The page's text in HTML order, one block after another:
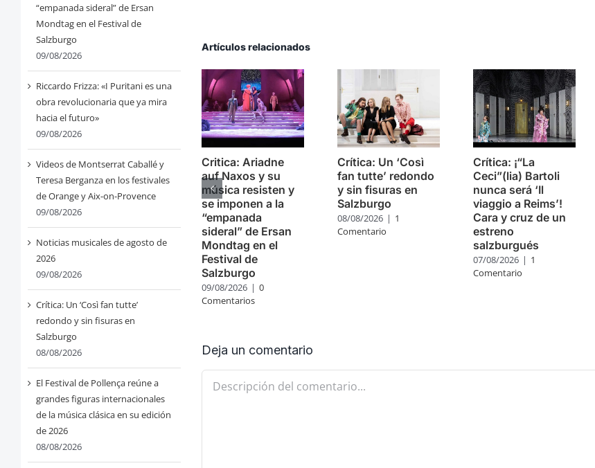
“empanada sideral” de Ersan
Mondtag en el Festival de
Salzburgo
09/08/2026
Riccardo Frizza: «I Puritani es una
obra revolucionaria que ya mira
hacia el futuro»
09/08/2026
Videos de Montserrat Caballé y
Teresa Berganza en los festivales
de Orange y Aix-on-Provence
09/08/2026
Noticias musicales de agosto de
2026
09/08/2026
Crítica: Un ‘Così fan tutte’
redondo y sin fisuras en
Salzburgo
08/08/2026
El Festival de Pollença reúne a
grandes figuras internacionales
de la música clásica en su edición
de 2026
08/08/2026
Artículos relacionados
Critica: Ariadne
auf Naxos y su
música resisten y
se imponen a la
“empanada
sideral” de Ersan
Mondtag en el
Festival de
Salzburgo
09/08/2026 | 0
Comentarios
Crítica: Un ‘Così
fan tutte’ redondo
y sin fisuras en
Salzburgo
08/08/2026 | 1
Comentario
Crítica: ¡“La
Ceci”(lia) Bartoli
nunca será ‘Il
viaggio a Reims’!
Cara y cruz de un
estreno
salzburgués
07/08/2026 | 1
Comentario
Deja un comentario
Comentario